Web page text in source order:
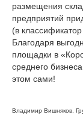
размещения
предприятий
(в
Благодаря
площадки в
среднего
этом сами!
Владимир Вишняков,